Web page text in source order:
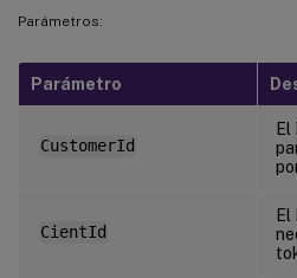
Parámetros:
Parámetro
CustomerId
El
CientId
El